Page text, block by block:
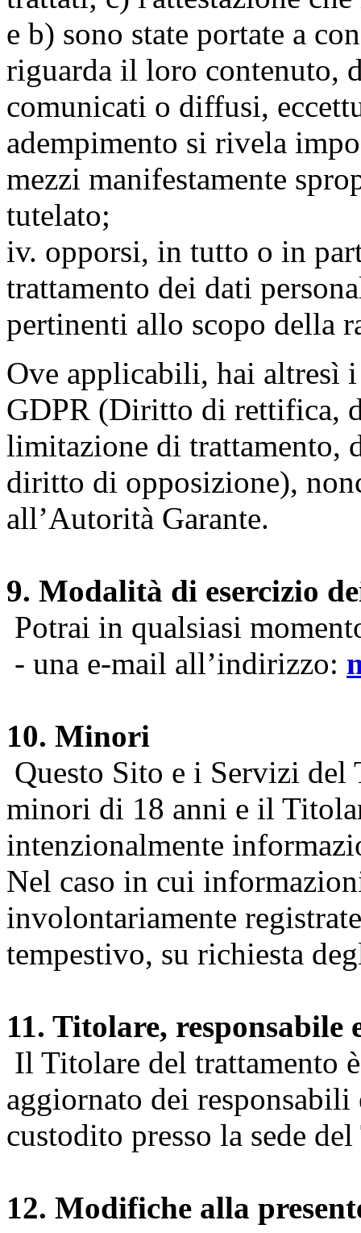
e b) sono state portate a
riguarda il loro contenuto,
comunicati o diffusi,
adempimento si rivela
mezzi manifestamente
tutelato;
iv. opporsi, in tutto o in
trattamento dei dati
pertinenti allo scopo della
Ove applicabili, hai
GDPR (Diritto di rettifica,
limitazione di trattamento,
diritto di opposizione),
all’Autorità Garante.
9. Modalità di esercizio
Potrai in qualsiasi
- una e-mail all’indirizzo:
10. Minori
Questo Sito e i Servizi del
minori di 18 anni e il
intenzionalmente
Nel caso in cui
involontariamente
tempestivo, su richiesta
11. Titolare, responsabile
Il Titolare del trattamento
aggiornato dei
custodito presso la sede
12. Modifiche alla